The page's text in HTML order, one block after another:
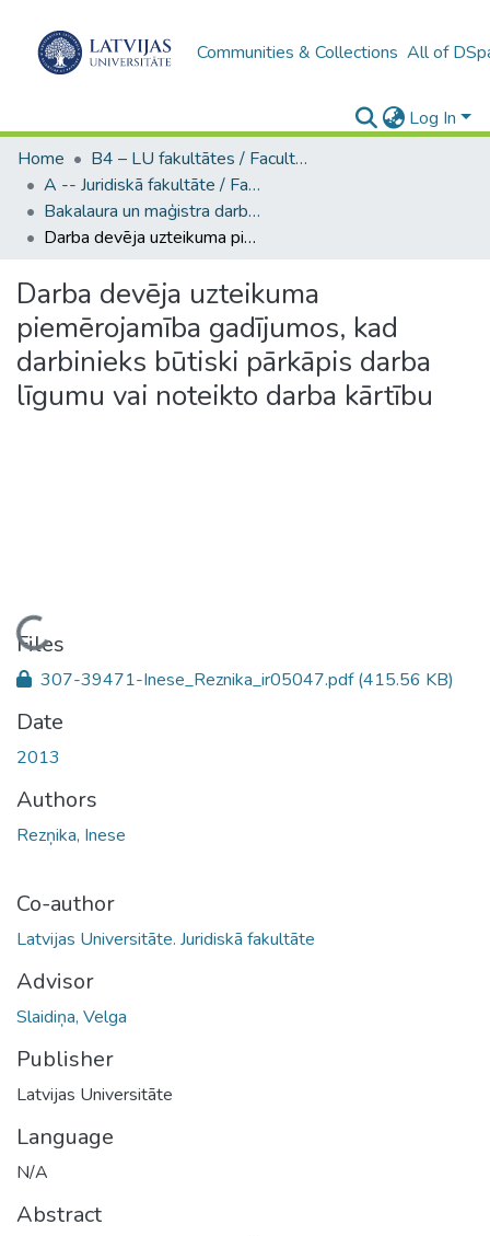
Communities & Collections All of
Log In
Home
B4 – LU fakultātes / Faculties of the UL
A -- Juridiskā fakultāte / Faculty of Law
Bakalaura un maģistra darbi (JF) / Bachelor's and Master's theses
Darba devēja uzteikuma piemērojamība gadījumos, kad darbinieks būtiski pārkāpis darba līgumu vai noteikto darba kārtību
Darba devēja uzteikuma
piemērojamība gadījumos, kad
darbinieks būtiski pārkāpis darba
līgumu vai noteikto darba kārtību
Loading...
Files
307-39471-Inese_Reznika_ir05047.pdf(415.56 KB)
Date
2013
Authors
Rezņika, Inese
Co-author
Latvijas Universitāte. Juridiskā fakultāte
Advisor
Slaidiņa, Velga
Publisher
Latvijas Universitāte
Language
N/A
Abstract